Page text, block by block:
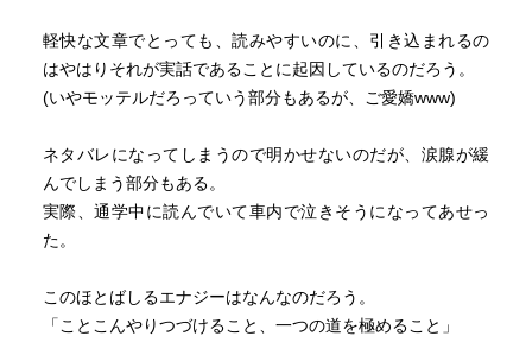
軽快な文章でとっても、読みやすいのに、引き込まれるの
はやはりそれが実話であることに起因しているのだろう。
(いやモッテルだろっていう部分もあるが、ご愛嬌www)
ネタバレになってしまうので明かせないのだが、涙腺が緩
んでしまう部分もある。
実際、通学中に読んでいて車内で泣きそうになってあせっ
た。
このほとばしるエナジーはなんなのだろう。
「ことこんやりつづけること、一つの道を極めること」